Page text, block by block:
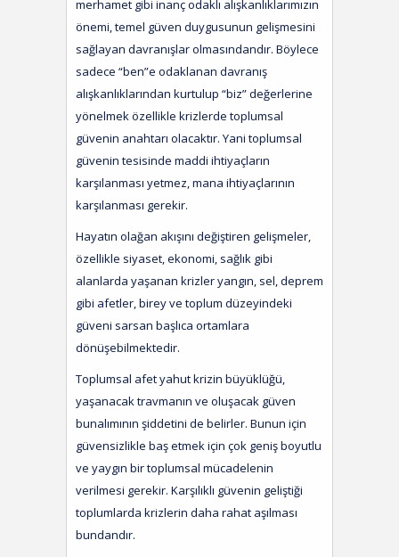
merhamet gibi inanç odaklı alışkanlıklarımızın
önemi, temel güven duygusunun gelişmesini
sağlayan davranışlar olmasındandır. Böylece
sadece “ben”e odaklanan davranış
alışkanlıklarından kurtulup “biz” değerlerine
yönelmek özellikle krizlerde toplumsal
güvenin anahtarı olacaktır. Yani toplumsal
güvenin tesisinde maddi ihtiyaçların
karşılanması yetmez, mana ihtiyaçlarının
karşılanması gerekir.
Hayatın olağan akışını değiştiren gelişmeler,
özellikle siyaset, ekonomi, sağlık gibi
alanlarda yaşanan krizler yangın, sel, deprem
gibi afetler, birey ve toplum düzeyindeki
güveni sarsan başlıca ortamlara
dönüşebilmektedir.
Toplumsal afet yahut krizin büyüklüğü,
yaşanacak travmanın ve oluşacak güven
bunalımının şiddetini de belirler. Bunun için
güvensizlikle baş etmek için çok geniş boyutlu
ve yaygın bir toplumsal mücadelenin
verilmesi gerekir. Karşılıklı güvenin geliştiği
toplumlarda krizlerin daha rahat aşılması
bundandır.